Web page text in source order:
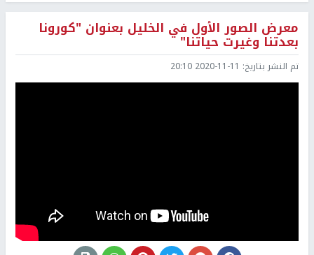
معرض الصور الأول في الخليل بعنوان "كورونا
بعدتنا وغيرت حياتنا"
تم النشر بتاريخ: 2020-11-11 20:10